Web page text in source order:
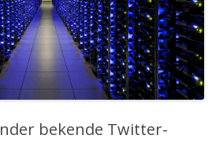
bekende Twitter-